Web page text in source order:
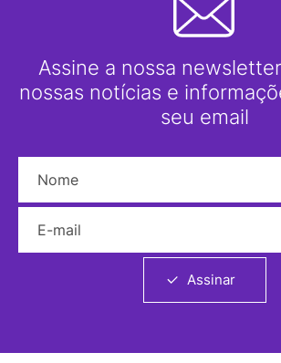
Assine a nossa
nossas notícias e
seu email
Assinar